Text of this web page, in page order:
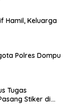
Hamil, Keluarga
Polres Dompu
Tugas
Stiker di